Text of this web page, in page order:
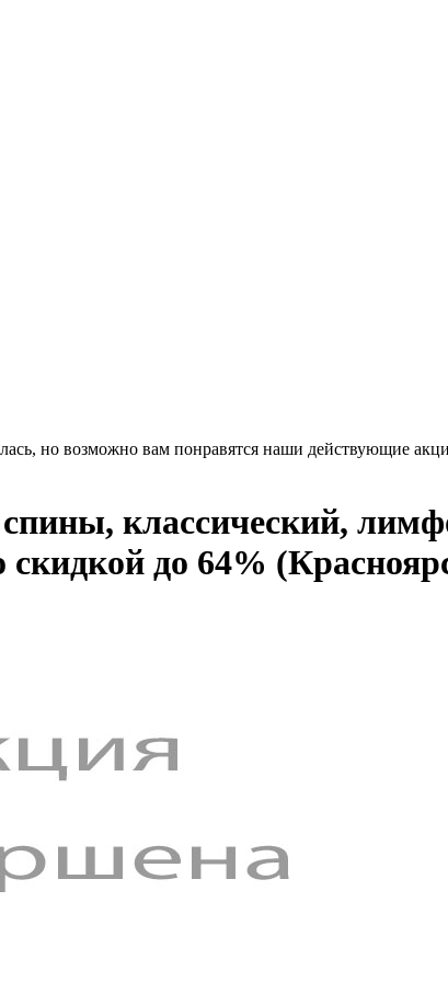
но возможно вам понравятся наши действующие
классический,
скидкой до 64%